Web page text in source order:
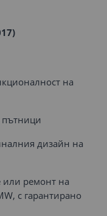
на
пътници
дизайн на
или ремонт на
с гарантирано